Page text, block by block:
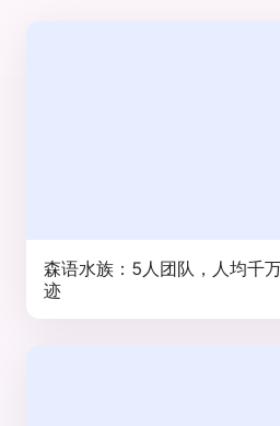
森语水族：5人团队，人均千
迹